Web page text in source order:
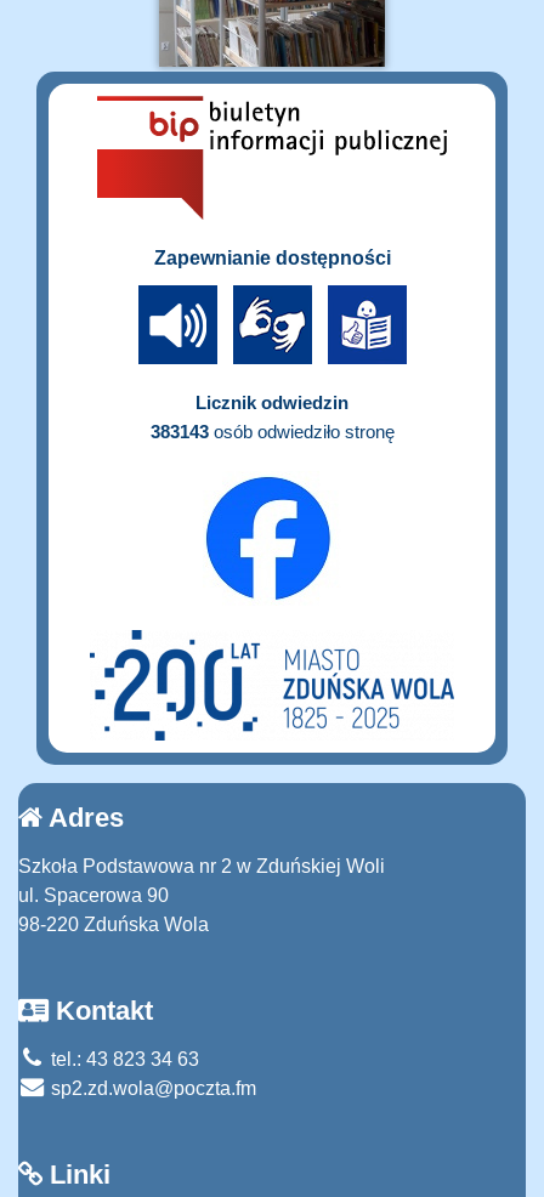
Zapewnianie dostępności
Licznik odwiedzin
383143osób odwiedziło stronę
Adres
Szkoła Podstawowa nr 2 w Zduńskiej Woli
ul. Spacerowa 90
98-220 Zduńska Wola
Kontakt
tel.: 43 823 34 63
sp2.zd.wola@poczta.fm
Linki